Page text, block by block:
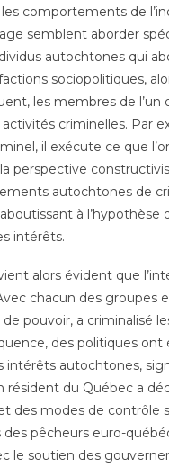
comportements de
semblent aborder
autochtones qui
sociopolitiques,
les membres de
criminelles. Par
il exécute ce que
perspective
autochtones de
à
intérêts.
alors évident que
chacun des groupes
pouvoir, a criminalisé
des politiques
intérêts autochtones,
résident du Québec a
des modes de
pêcheurs euro-
le soutien des